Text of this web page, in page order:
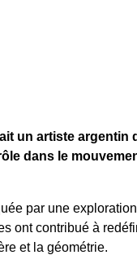
un artiste argentin
dans le
par une
ont contribué à
et la géométrie.